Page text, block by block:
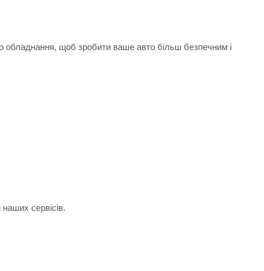
обладнання, щоб зробити ваше авто більш безпечним і
сервісів.